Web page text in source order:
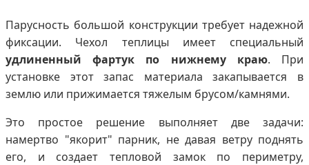
Парусность большой конструкции требует надежной
фиксации. Чехол теплицы имеет специальный
удлиненный фартук по нижнему краю. При
установке этот запас материала закапывается в
землю или прижимается тяжелым брусом/камнями.
Это простое решение выполняет две задачи:
намертво "якорит" парник, не давая ветру поднять
его, и создает тепловой замок по периметру,